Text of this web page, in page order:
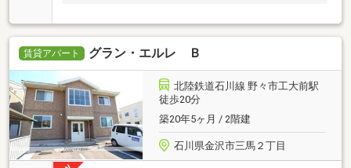
賃貸アパート グラン・エルレ Ｂ
北陸鉄道石川線 野々市工大前駅
徒歩20分
築20年5ヶ月 / 2階建
石川県金沢市三馬２丁目